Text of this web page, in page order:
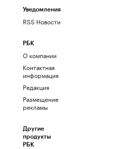
Уведомления
RSS Новости
РБК
О компании
Контактная
информация
Редакция
Размещение
рекламы
Другие
продукты
РБК